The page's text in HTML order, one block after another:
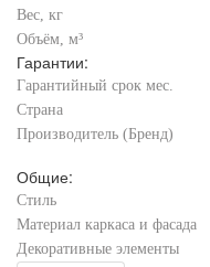
Вес, кг
Объём, м³
Гарантии:
Гарантийный срок мес.
Страна
Производитель (Бренд)
Общие:
Стиль
Материал каркаса и фасада
Декоративные элементы